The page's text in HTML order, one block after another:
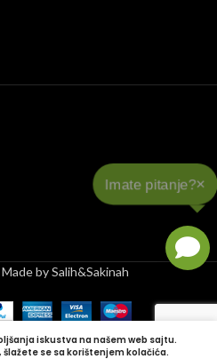
by Salih&Sakinah
iskustva na našem web sajtu.
se sa korištenjem kolačića.